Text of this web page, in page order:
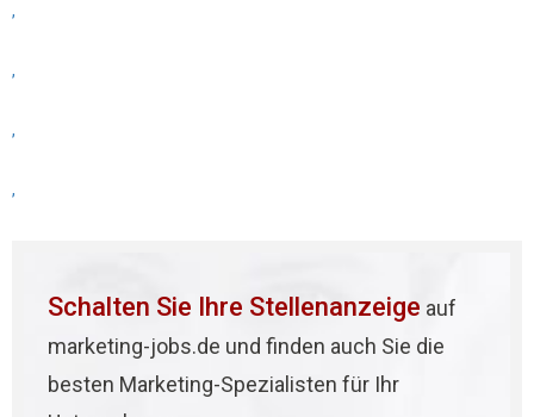
,
,
,
,
Schalten Sie Ihre Stellenanzeige auf
marketing-jobs.de und finden auch Sie die
besten Marketing-Spezialisten für Ihr